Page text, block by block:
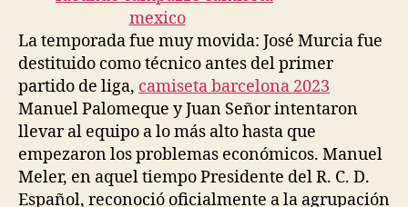
La temporada fue muy movida: José Murcia fue
destituido como técnico antes del primer
partido de liga, camiseta barcelona 2023
Manuel Palomeque y Juan Señor intentaron
llevar al equipo a lo más alto hasta que
empezaron los problemas económicos. Manuel
Meler, en aquel tiempo Presidente del R. C. D.
Español, reconoció oficialmente a la agrupación